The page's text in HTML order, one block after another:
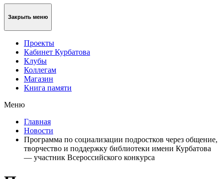
Закрыть меню
Проекты
Кабинет Курбатова
Клубы
Коллегам
Магазин
Книга памяти
Меню
Главная
Новости
Программа по социализации подростков через общение,
творчество и поддержку библиотеки имени Курбатова
— участник Всероссийского конкурса